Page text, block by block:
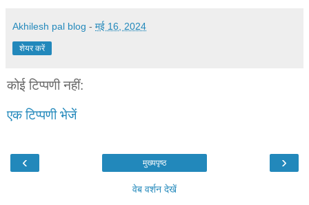
Akhilesh pal blog - मई 16, 2024
शेयर करें
कोई टिप्पणी नहीं:
एक टिप्पणी भेजें
‹ ›
मुख्यपृष्ठ
वेब वर्शन देखें